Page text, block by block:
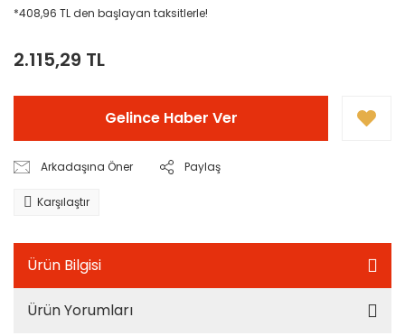
*408,96 TL den başlayan taksitlerle!
2.115,29 TL
Gelince Haber Ver
Arkadaşına Öner Paylaş
Karşılaştır
Ürün Bilgisi
Ürün Yorumları